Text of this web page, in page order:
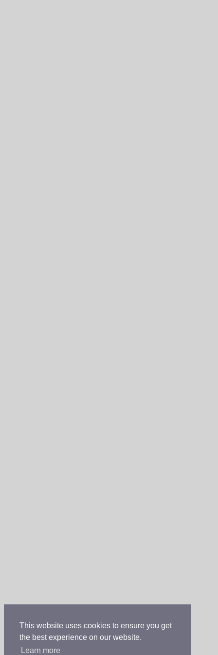
This website uses cookies to ensure you get
the best experience on our website.
Learn more